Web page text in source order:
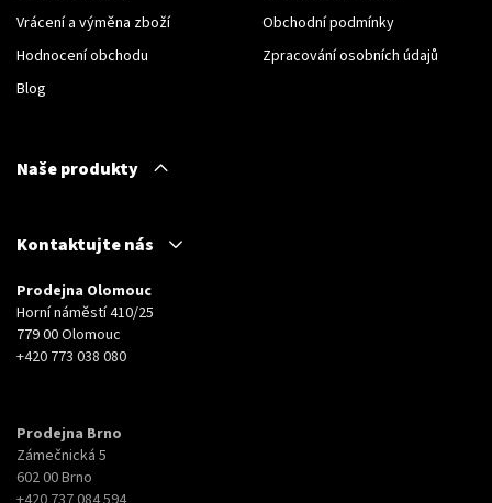
Vrácení a výměna zboží
Hodnocení obchodu
Blog
Obchodní podmínky
Zpracování osobních údajů
Naše produkty
Kontaktujte nás
Prodejna Olomouc
Horní náměstí 410/25
779 00 Olomouc
+420 773 038 080
Prodejna Brno
Zámečnická 5
602 00 Brno